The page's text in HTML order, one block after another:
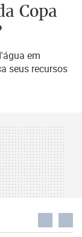
Copa
em
seus recursos